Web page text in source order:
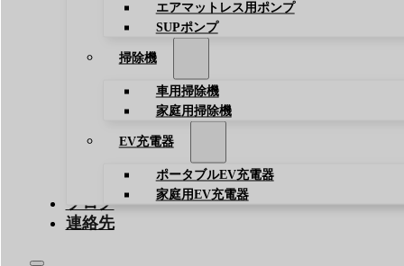
エアマットレス用ポンプ
SUPポンプ
掃除機
車用掃除機
家庭用掃除機
EV充電器
ポータブルEV充電器
家庭用EV充電器
ブログ
連絡先